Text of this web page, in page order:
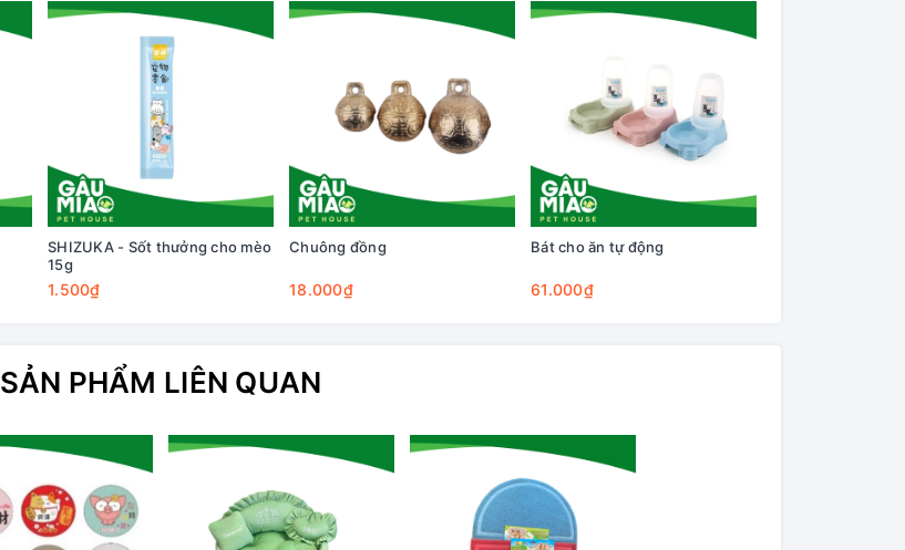
SHIZUKA - Sốt thưởng cho mèo
15g
1.500₫
Chuông đồng
18.000₫
Bát cho ăn tự động
61.000₫
SẢN PHẨM LIÊN QUAN